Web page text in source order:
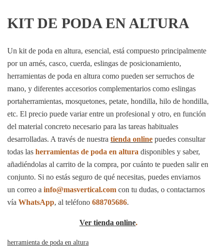
KIT DE PODA EN ALTURA
Un kit de poda en altura, esencial, está compuesto principalmente
por un arnés, casco, cuerda, eslingas de posicionamiento,
herramientas de poda en altura como pueden ser serruchos de
mano, y diferentes accesorios complementarios como eslingas
portaherramientas, mosquetones, petate, hondilla, hilo de hondilla,
etc. El precio puede variar entre un profesional y otro, en función
del material concreto necesario para las tareas habituales
desarrolladas. A través de nuestra tienda online puedes consultar
todas las herramientas de poda en altura disponibles y saber,
añadiéndolas al carrito de la compra, por cuánto te pueden salir en
conjunto. Si no estás seguro de qué necesitas, puedes enviarnos
un correo a info@masvertical.com con tu dudas, o contactarnos
vía WhatsApp, al teléfono 688705686.
Ver tienda online.
herramienta de poda en altura